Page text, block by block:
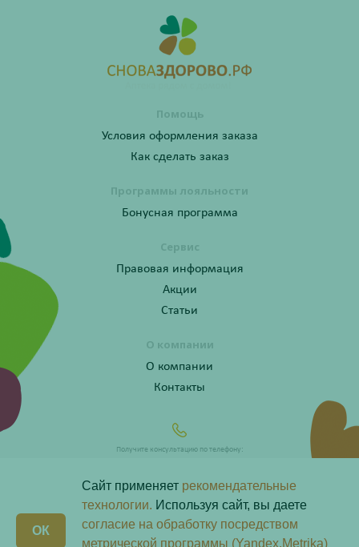
Помощь
Условия оформления заказа
Как сделать заказ
Программы лояльности
Бонусная программа
Сервис
Правовая информация
Акции
Статьи
О компании
О компании
Контакты
Получите консультацию по телефону:
Любая информация на сайте носит справочный характер и не является публичной офертой
Сайт применяет рекомендательные
технологии. Используя сайт, вы даете
согласие на обработку посредством
метрической программы (Yandex.Metrika)
ОК